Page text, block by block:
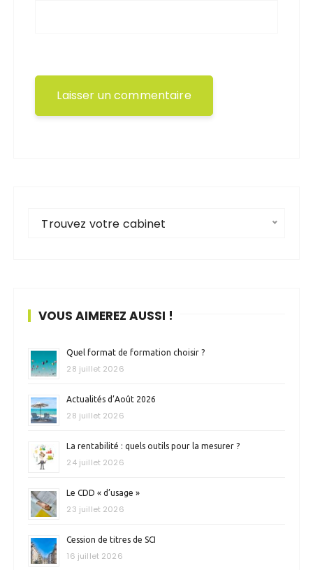
Trouvez votre cabinet
VOUS AIMEREZ AUSSI !
Quel format de formation choisir ?
28 juillet 2026
Actualités d’Août 2026
28 juillet 2026
La rentabilité : quels outils pour la mesurer ?
24 juillet 2026
Le CDD « d’usage »
23 juillet 2026
Cession de titres de SCI
16 juillet 2026